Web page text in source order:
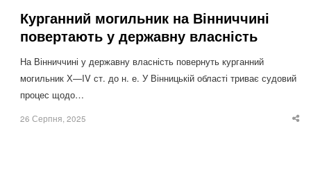
Курганний могильник на Вінниччині
повертають у державну власність
На Вінниччині у державну власність повернуть курганний
могильник Х—IV ст. до н. е. У Вінницькій області триває судовий
процес щодо…
26 Серпня, 2025